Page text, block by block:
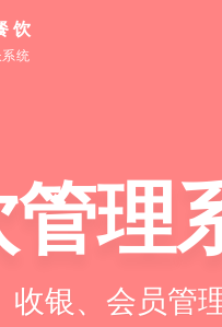
饮
统
理
收银、会员管